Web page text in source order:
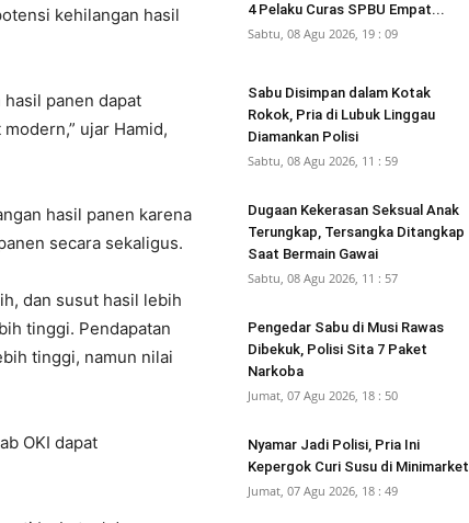
kehilangan hasil
panen dapat
ujar Hamid,
hasil panen karena
secara sekaligus.
dan susut hasil lebih
tinggi. Pendapatan
tinggi, namun nilai
OKI dapat
4 Pelaku Curas SPBU Empat...
Sabtu, 08 Agu 2026, 19 : 09
Sabu Disimpan dalam Kotak
Rokok, Pria di Lubuk Linggau
Diamankan Polisi
Sabtu, 08 Agu 2026, 11 : 59
Dugaan Kekerasan Seksual Anak
Terungkap, Tersangka Ditangkap
Saat Bermain Gawai
Sabtu, 08 Agu 2026, 11 : 57
Pengedar Sabu di Musi Rawas
Dibekuk, Polisi Sita 7 Paket
Narkoba
Jumat, 07 Agu 2026, 18 : 50
Nyamar Jadi Polisi, Pria Ini
Kepergok Curi Susu di Minimarket
Jumat, 07 Agu 2026, 18 : 49